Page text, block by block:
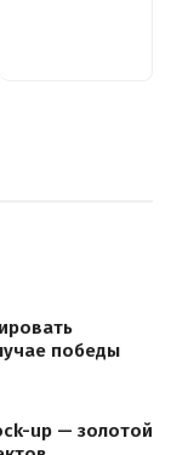
победы
up — золотой